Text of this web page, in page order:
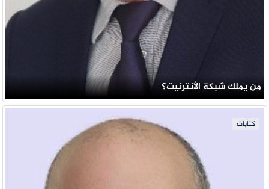
من يملك شبكة الأنترنيت؟
كتابات